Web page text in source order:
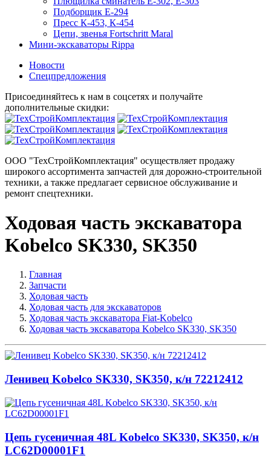
Подборщик Е-294
Пресс К-453, К-454
Цепи, звенья Fortschritt Maral
Мини-экскаваторы Rippa
Новости
Спецпредложения
Присоединяйтесь к нам в соцсетях и получайте
дополнительные скидки:
ООО "ТехСтройКомплектация" осуществляет продажу
широкого ассортимента запчастей для дорожно-строительной
техники, а также предлагает сервисное обслуживание и
ремонт спецтехники.
Ходовая часть экскаватора
Kobelco SK330, SK350
Главная
Запчасти
Ходовая часть
Ходовая часть для экскаваторов
Ходовая часть экскаватора Fiat-Kobelco
Ходовая часть экскаватора Kobelco SK330, SK350
Ленивец Kobelco SK330, SK350, к/н 72212412
Цепь гусеничная 48L Kobelco SK330, SK350, к/н
LC62D00001F1